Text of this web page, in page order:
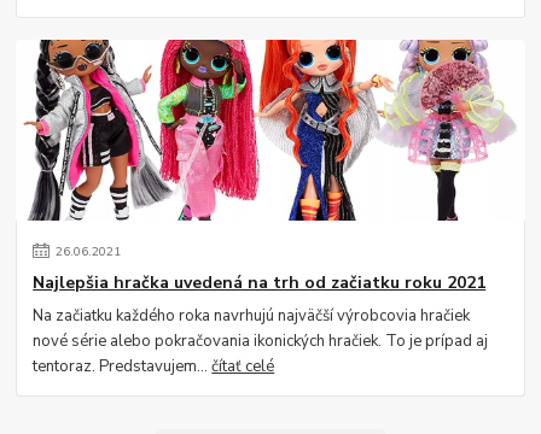
26.06.2021
Najlepšia hračka uvedená na trh od začiatku roku 2021
Na začiatku každého roka navrhujú najväčší výrobcovia hračiek
nové série alebo pokračovania ikonických hračiek. To je prípad aj
tentoraz. Predstavujem...čítať celé